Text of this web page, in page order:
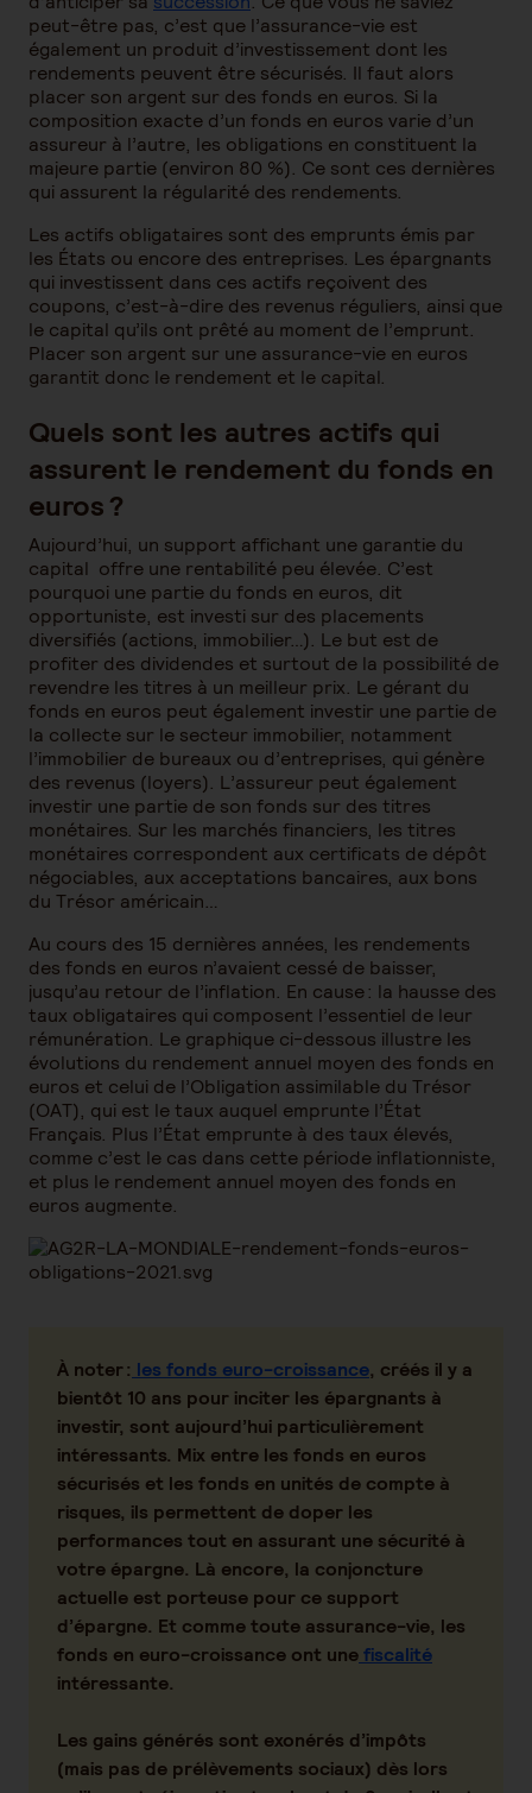
peut-être pas, c’est que l’assurance-vie est
également un produit d’investissement dont les
rendements peuvent être sécurisés. Il faut alors
placer son argent sur des fonds en euros. Si la
composition exacte d’un fonds en euros varie d’un
assureur à l’autre, les obligations en constituent la
majeure partie (environ 80 %). Ce sont ces dernières
qui assurent la régularité des rendements.
Les actifs obligataires sont des emprunts émis par
les États ou encore des entreprises. Les épargnants
qui investissent dans ces actifs reçoivent des
coupons, c’est-à-dire des revenus réguliers, ainsi que
le capital qu’ils ont prêté au moment de l’emprunt.
Placer son argent sur une assurance-vie en euros
garantit donc le rendement et le capital.
Quels sont les autres actifs qui
assurent le rendement du fonds en
euros ?
Aujourd’hui, un support affichant une garantie du
capital offre une rentabilité peu élevée. C’est
pourquoi une partie du fonds en euros, dit
opportuniste, est investi sur des placements
diversifiés (actions, immobilier…). Le but est de
profiter des dividendes et surtout de la possibilité de
revendre les titres à un meilleur prix. Le gérant du
fonds en euros peut également investir une partie de
la collecte sur le secteur immobilier, notamment
l’immobilier de bureaux ou d’entreprises, qui génère
des revenus (loyers). L’assureur peut également
investir une partie de son fonds sur des titres
monétaires. Sur les marchés financiers, les titres
monétaires correspondent aux certificats de dépôt
négociables, aux acceptations bancaires, aux bons
du Trésor américain…
Au cours des 15 dernières années, les rendements
des fonds en euros n’avaient cessé de baisser,
jusqu’au retour de l’inflation. En cause : la hausse des
taux obligataires qui composent l’essentiel de leur
rémunération. Le graphique ci-dessous illustre les
évolutions du rendement annuel moyen des fonds en
euros et celui de l’Obligation assimilable du Trésor
(OAT), qui est le taux auquel emprunte l’État
Français. Plus l’État emprunte à des taux élevés,
comme c’est le cas dans cette période inflationniste,
et plus le rendement annuel moyen des fonds en
euros augmente.
À noter : les fonds euro-croissance, créés il y a
bientôt 10 ans pour inciter les épargnants à
investir, sont aujourd’hui particulièrement
intéressants. Mix entre les fonds en euros
sécurisés et les fonds en unités de compte à
risques, ils permettent de doper les
performances tout en assurant une sécurité à
votre épargne. Là encore, la conjoncture
actuelle est porteuse pour ce support
d’épargne. Et comme toute assurance-vie, les
fonds en euro-croissance ont unefiscalité
intéressante.
Les gains générés sont exonérés d’impôts
(mais pas de prélèvements sociaux) dès lors